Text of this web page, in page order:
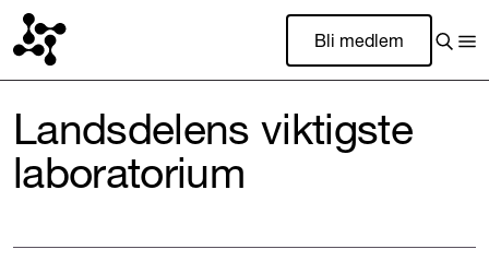
Bli medlem
Landsdelens viktigste
laboratorium